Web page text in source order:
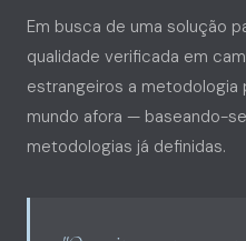
Em busca de uma solução
qualidade verificada em
estrangeiros a metodologia
mundo afora — baseando-
metodologias já definidas.